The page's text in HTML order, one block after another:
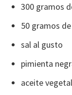
300 gramos
50 gramos
sal al gusto
pimienta
aceite vegetal